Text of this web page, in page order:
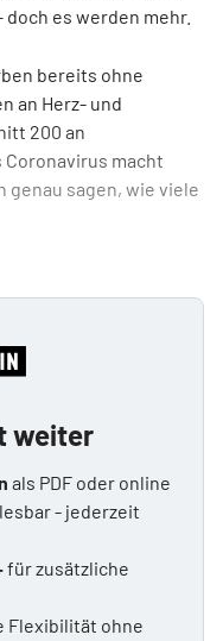
es werden mehr.
bereits ohne
an Herz- und
200 an
macht
genau sagen, wie viele
weiter
als PDF oder online
- jederzeit
für zusätzliche
Flexibilität ohne